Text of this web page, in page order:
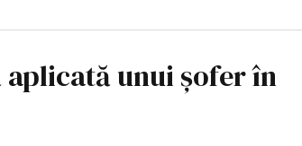
aplicată unui șofer în